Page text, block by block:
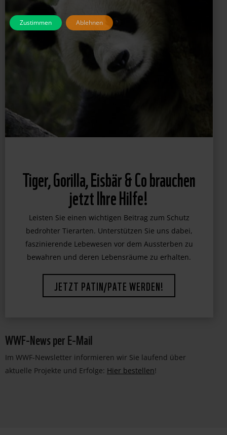
Tiger, Gorilla, Eisbär & Co brauchen
jetzt Ihre Hilfe!
Leisten Sie einen wichtigen Beitrag zum Schutz
bedrohter Tierarten. Unterstützen Sie uns dabei,
faszinierende Lebewesen vor dem Aussterben zu
JETZT PATIN/PATE WERDEN!
WWF-News per E-Mail
Im WWF-Newsletter informieren wir Sie laufend über
aktuelle Projekte und Erfolge: Hier bestellen!
Zustimmen Ablehnen